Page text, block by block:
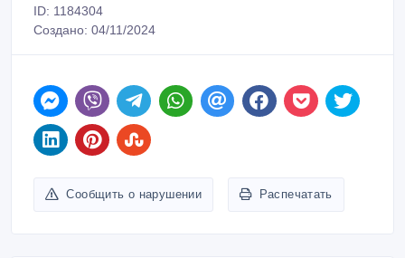
ID: 1184304
Создано: 04/11/2024
Сообщить о нарушении Распечатать